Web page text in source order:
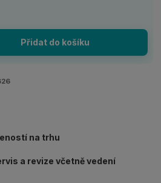
Přidat do košíku
na trhu
a revize včetně vedení